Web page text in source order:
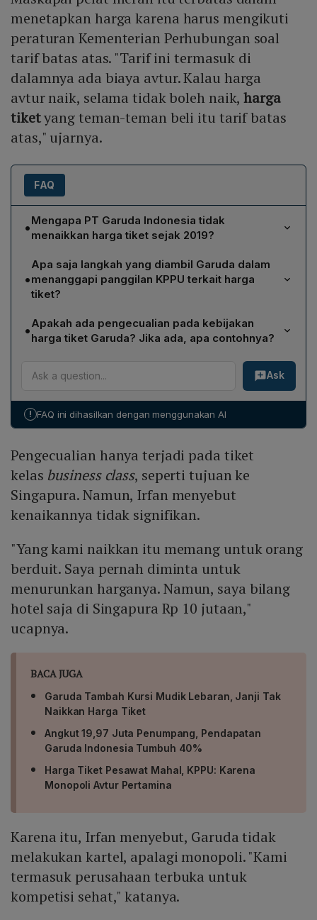
menetapkan harga karena harus mengikuti
peraturan Kementerian Perhubungan soal
tarif batas atas. "Tarif ini termasuk di
dalamnya ada biaya avtur. Kalau harga
avtur naik, selama tidak boleh naik,harga
tiketyang teman-teman beli itu tarif batas
atas," ujarnya.
FAQ
•Mengapa PT Garuda Indonesia tidak
menaikkan harga tiket sejak 2019?
Menurut Direktur Utama Irfan Setiaputra, Garuda tidak
dapat menaikkan tarif karena wajib mematuhi peraturan
Kementerian Perhubungan mengenai tarif batas atas,
atas tidak dilanggar, harga tiket tetap pada level yang
telah ditetapkan sejak 2019, meskipun biaya bahan
•
Apa saja langkah yang diambil Garuda dalam
menanggapi panggilan KPPU terkait harga
tiket?
Garuda telah memenuhi panggilan Komisi Pengawas
Persaingan Usaha (KPPU) dan memberikan penjelasan
mengenai dasar pengambilan keputusan harga tiket,
menegaskan tidak ada praktik kartel atau monopoli,
serta menekankan bahwa kebijakan harga mengikuti
•Apakah ada pengecualian pada kebijakan
harga tiket Garuda? Jika ada, apa contohnya?
Pengecualian hanya terjadi pada tiket business class
untuk beberapa rute, contohnya penerbangan ke
Singapura. Namun kenaikan tarif pada kelas tersebut
penumpang dengan daya beli tinggi; Irfan
mencapai Rp10 jutaan, sehingga peningkatan tiket
dianggap tidak signifikan.
Ask
! FAQ ini dihasilkan dengan menggunakan AI
Pengecualian hanya terjadi pada tiket
kelas business class, seperti tujuan ke
Singapura. Namun, Irfan menyebut
kenaikannya tidak signifikan.
"Yang kami naikkan itu memang untuk orang
berduit. Saya pernah diminta untuk
menurunkan harganya. Namun, saya bilang
hotel saja di Singapura Rp 10 jutaan,"
ucapnya.
BACA JUGA
Garuda Tambah Kursi Mudik Lebaran, Janji Tak
Naikkan Harga Tiket
Angkut 19,97 Juta Penumpang, Pendapatan
Garuda Indonesia Tumbuh 40%
Harga Tiket Pesawat Mahal, KPPU: Karena
Monopoli Avtur Pertamina
Karena itu, Irfan menyebut, Garuda tidak
melakukan kartel, apalagi monopoli. "Kami
termasuk perusahaan terbuka untuk
kompetisi sehat," katanya.